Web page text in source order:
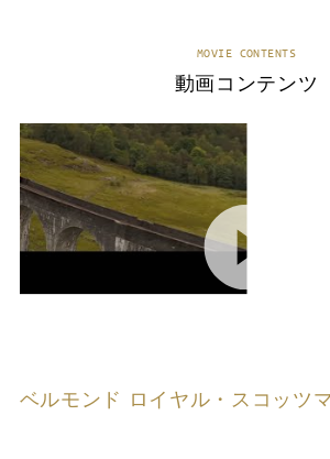
MOVIE CONTENTS
動画コンテンツ
ベルモンド ロイヤル・スコッツ